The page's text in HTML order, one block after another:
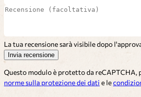
La tua recensione sarà visibile dopo
Invia recensione
Questo modulo è protetto da reCAPTCHA,
norme sulla protezione dei dati e le